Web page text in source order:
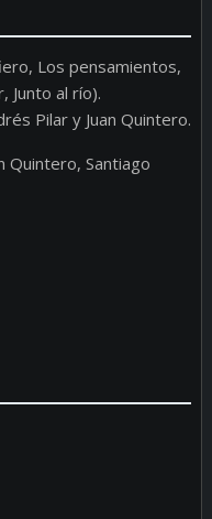
Los pensamientos,
Junto al río).
Pilar y Juan Quintero.
Quintero, Santiago